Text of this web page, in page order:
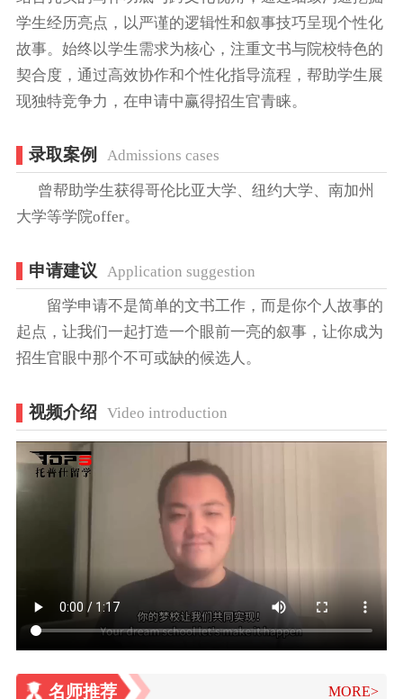
学生经历亮点，以严谨的逻辑性和叙事技巧呈现个性化
故事。始终以学生需求为核心，注重文书与院校特色的
契合度，通过高效协作和个性化指导流程，帮助学生展
现独特竞争力，在申请中赢得招生官青睐。
录取案例 Admissions cases
曾帮助学生获得哥伦比亚大学、纽约大学、南加州
大学等学院offer。
申请建议 Application suggestion
留学申请不是简单的文书工作，而是你个人故事的
起点，让我们一起打造一个眼前一亮的叙事，让你成为
招生官眼中那个不可或缺的候选人。
视频介绍 Video introduction
名师推荐 MORE>